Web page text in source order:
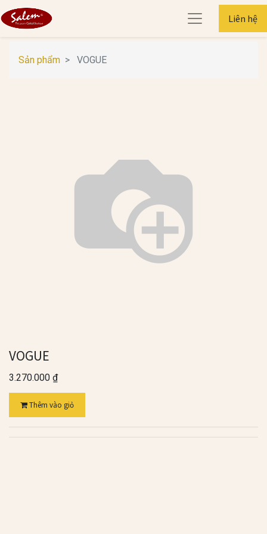
Liên hệ
Sản phẩm VOGUE
VOGUE
3.270.000 ₫
Thêm vào giỏ